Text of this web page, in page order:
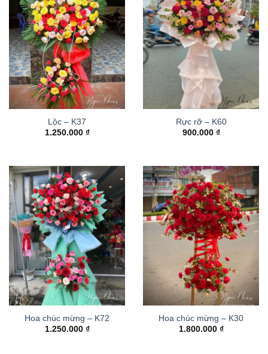
Lộc – K37
1.250.000 ₫
Rực rỡ – K60
900.000 ₫
Hoa chúc mừng – K72
1.250.000 ₫
Hoa chúc mừng – K30
1.800.000 ₫